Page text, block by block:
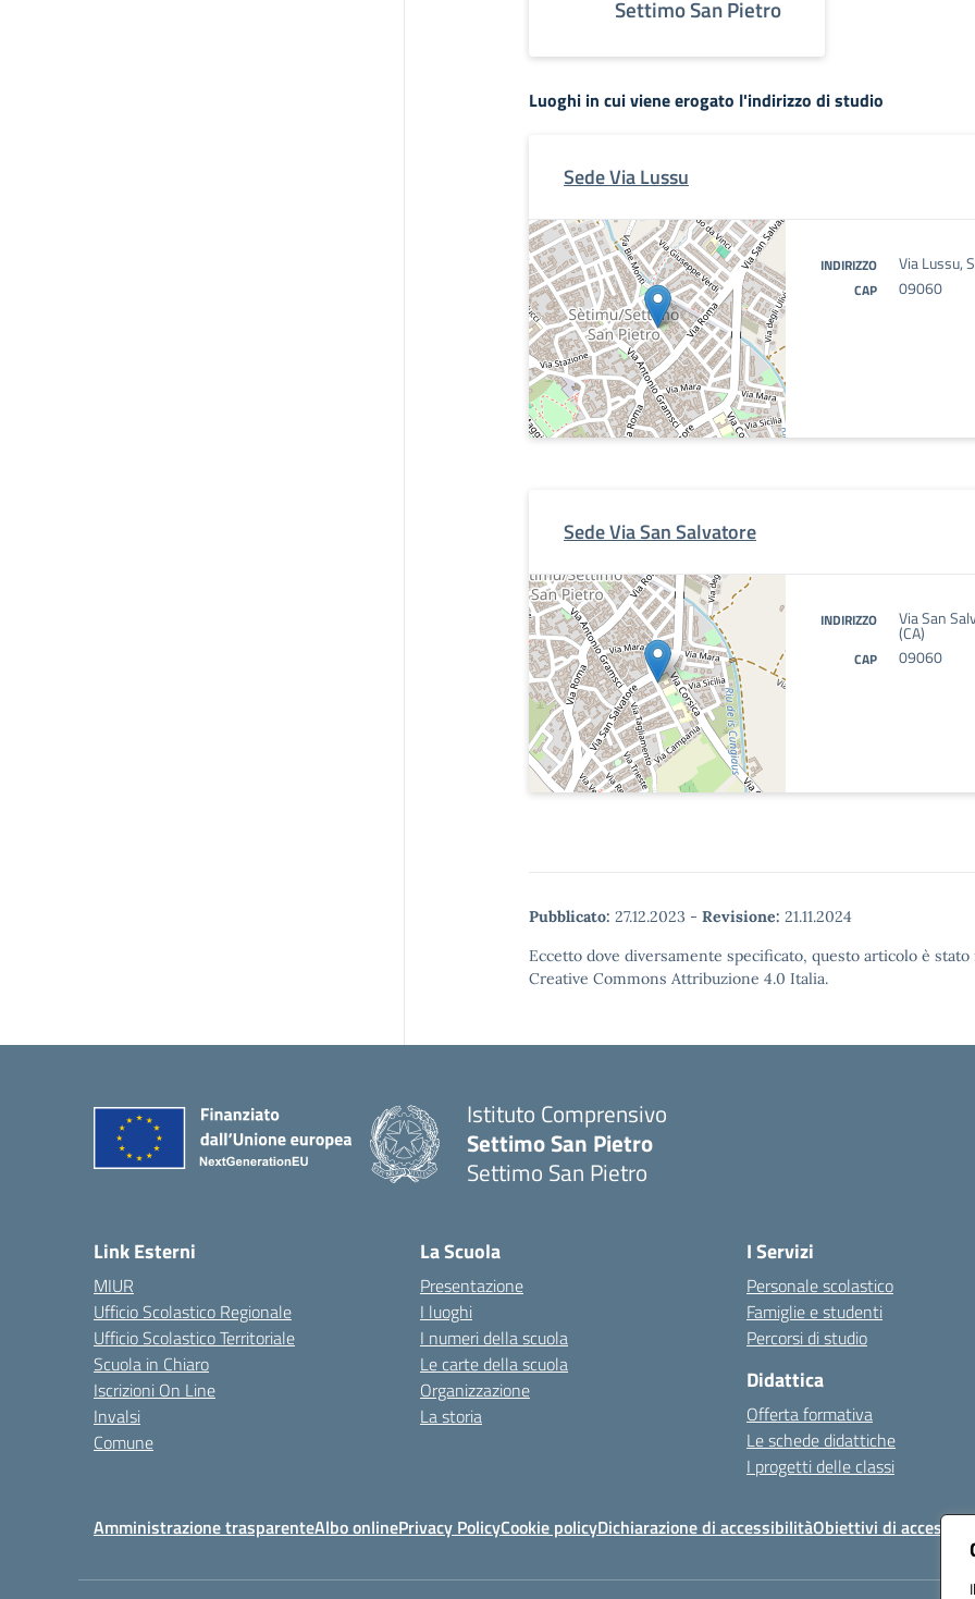
Settimo San Pietro
Luoghi in cui viene erogato l'indirizzo di studio
Sede Via Lussu
INDIRIZZO Via Lussu,
CAP 09060
Sede Via San Salvatore
INDIRIZZO Via San
(CA)
CAP 09060
Pubblicato: 27.12.2023 - Revisione: 21.11.2024
Eccetto dove diversamente specificato, questo articolo è
Creative Commons Attribuzione 4.0 Italia.
Istituto Comprensivo
Settimo San Pietro
Settimo San Pietro
Link Esterni
MIUR
Ufficio Scolastico Regionale
Ufficio Scolastico Territoriale
Scuola in Chiaro
Iscrizioni On Line
Invalsi
Comune
La Scuola
Presentazione
I luoghi
I numeri della scuola
Le carte della scuola
Organizzazione
La storia
I Servizi
Personale scolastico
Famiglie e studenti
Percorsi di studio
Didattica
Offerta formativa
Le schede didattiche
I progetti delle classi
Amministrazione trasparenteAlbo onlinePrivacy PolicyCookie policyDichiarazione di accessibilitàObiettivi di